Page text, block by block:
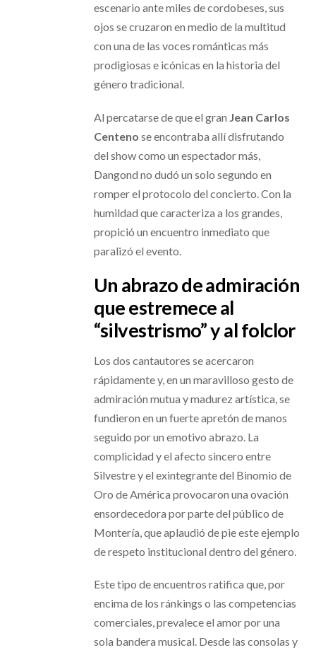
escenario ante miles de cordobeses, sus
ojos se cruzaron en medio de la multitud
con una de las voces románticas más
prodigiosas e icónicas en la historia del
género tradicional.
Al percatarse de que el gran Jean Carlos
Centeno se encontraba allí disfrutando
del show como un espectador más,
Dangond no dudó un solo segundo en
romper el protocolo del concierto. Con la
humildad que caracteriza a los grandes,
propició un encuentro inmediato que
paralizó el evento.
Un abrazo de admiración
que estremece al
“silvestrismo” y al folclor
Los dos cantautores se acercaron
rápidamente y, en un maravilloso gesto de
admiración mutua y madurez artística, se
fundieron en un fuerte apretón de manos
seguido por un emotivo abrazo. La
complicidad y el afecto sincero entre
Silvestre y el exintegrante del Binomio de
Oro de América provocaron una ovación
ensordecedora por parte del público de
Montería, que aplaudió de pie este ejemplo
de respeto institucional dentro del género.
Este tipo de encuentros ratifica que, por
encima de los ránkings o las competencias
comerciales, prevalece el amor por una
sola bandera musical. Desde las consolas y